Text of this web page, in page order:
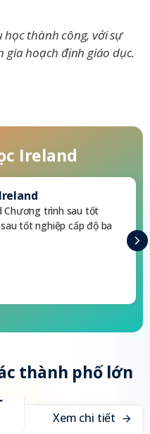
học thành công, với sự
gia hoạch định giáo dục.
Ireland
Chương trình sau tốt
tốt nghiệp cấp độ ba
thành phố lớn
Xem chi tiết